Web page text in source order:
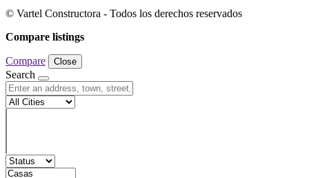
© Vartel Constructora - Todos los derechos reservados
Compare listings
Compare Close
Search